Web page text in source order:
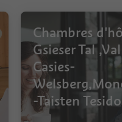
Chambres
Gsieser Tal ,Val
Casies-
-Taisten Tesido